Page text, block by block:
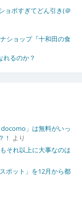
ョボすぎてどん引き(＠
ショップ『十和田の食
れるのか？
」は無料がいっ
！ より
それ以上に大事なのは
ポット」を12月から都